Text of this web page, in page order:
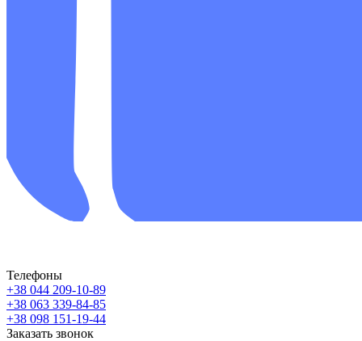
Телефоны
+38 044 209-10-89
+38 063 339-84-85
+38 098 151-19-44
Заказать звонок